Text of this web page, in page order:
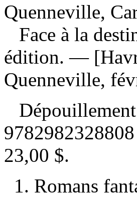
Quenneville,
Face à la
édition. —
Quenneville,
23,00 $.
1. Romans